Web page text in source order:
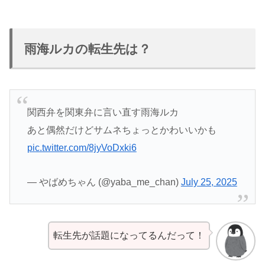
雨海ルカの転生先は？
関西弁を関東弁に言い直す雨海ルカ
あと偶然だけどサムネちょっとかわいいかも
pic.twitter.com/8jyVoDxki6
— やばめちゃん (@yaba_me_chan) July 25, 2025
転生先が話題になってるんだって！